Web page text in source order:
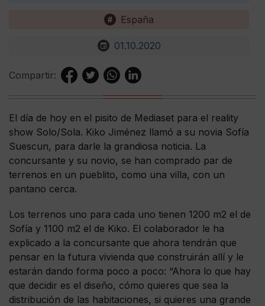
España
01.10.2020
Compartir:
El día de hoy en el pisito de Mediaset para el reality
show Solo/Sola. Kiko Jiménez llamó a su novia Sofía
Suescun, para darle la grandiosa noticia. La
concursante y su novio, se han comprado par de
terrenos en un pueblito, como una villa, con un
pantano cerca.
Los terrenos uno para cada uno tienen 1200 m2 el de
Sofía y 1100 m2 el de Kiko. El colaborador le ha
explicado a la concursante que ahora tendrán que
pensar en la futura vivienda que construirán allí y le
estarán dando forma poco a poco: “Ahora lo que hay
que decidir es el diseño, cómo quieres que sea la
distribución de las habitaciones, si quieres una grande